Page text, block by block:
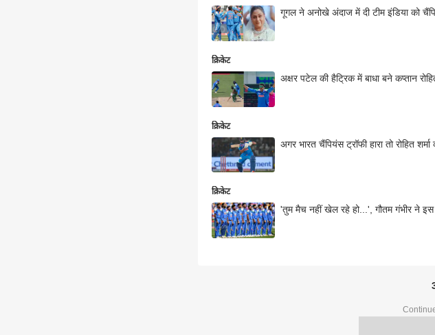
गूगल ने अनोखे अंदाज में दी टीम इंडिया को
क्रिकेट
अक्षर पटेल की हैट्रिक में बाधा बने कप्तान
क्रिकेट
अगर भारत चैंपियंस ट्रॉफी हारा तो रोहित
क्रिकेट
'तुम मैच नहीं खेल रहे हो...', गौतम गंभीर ने